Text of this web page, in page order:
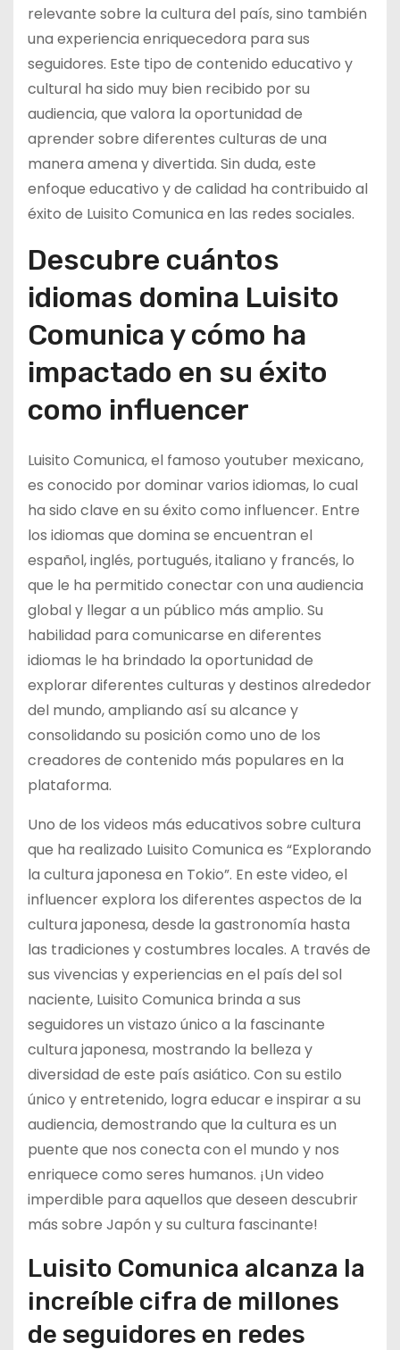
relevante sobre la cultura del país, sino también
una experiencia enriquecedora para sus
seguidores. Este tipo de contenido educativo y
cultural ha sido muy bien recibido por su
audiencia, que valora la oportunidad de
aprender sobre diferentes culturas de una
manera amena y divertida. Sin duda, este
enfoque educativo y de calidad ha contribuido al
éxito de Luisito Comunica en las redes sociales.
Descubre cuántos
idiomas domina Luisito
Comunica y cómo ha
impactado en su éxito
como influencer
Luisito Comunica, el famoso youtuber mexicano,
es conocido por dominar varios idiomas, lo cual
ha sido clave en su éxito como influencer. Entre
los idiomas que domina se encuentran el
español, inglés, portugués, italiano y francés, lo
que le ha permitido conectar con una audiencia
global y llegar a un público más amplio. Su
habilidad para comunicarse en diferentes
idiomas le ha brindado la oportunidad de
explorar diferentes culturas y destinos alrededor
del mundo, ampliando así su alcance y
consolidando su posición como uno de los
creadores de contenido más populares en la
plataforma.
Uno de los videos más educativos sobre cultura
que ha realizado Luisito Comunica es “Explorando
la cultura japonesa en Tokio”. En este video, el
influencer explora los diferentes aspectos de la
cultura japonesa, desde la gastronomía hasta
las tradiciones y costumbres locales. A través de
sus vivencias y experiencias en el país del sol
naciente, Luisito Comunica brinda a sus
seguidores un vistazo único a la fascinante
cultura japonesa, mostrando la belleza y
diversidad de este país asiático. Con su estilo
único y entretenido, logra educar e inspirar a su
audiencia, demostrando que la cultura es un
puente que nos conecta con el mundo y nos
enriquece como seres humanos. ¡Un video
imperdible para aquellos que deseen descubrir
más sobre Japón y su cultura fascinante!
Luisito Comunica alcanza la
increíble cifra de millones
de seguidores en redes